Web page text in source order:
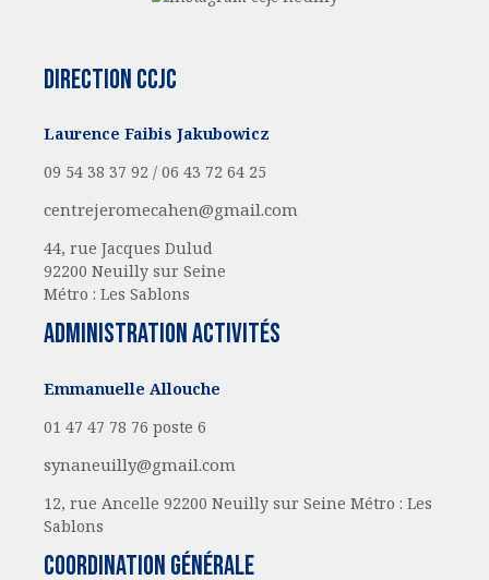
Direction CCJC
Laurence Faibis Jakubowicz
09 54 38 37 92 / 06 43 72 64 25
centrejeromecahen@gmail.com
44, rue Jacques Dulud
92200 Neuilly sur Seine
Métro : Les Sablons
administration activités
Emmanuelle Allouche
01 47 47 78 76 poste 6
synaneuilly@gmail.com
12, rue Ancelle 92200 Neuilly sur Seine Métro : Les
Sablons
Coordination générale